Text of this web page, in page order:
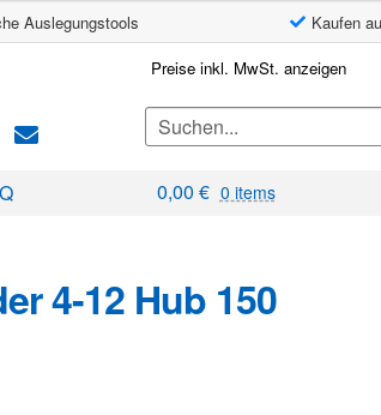
Auslegungstools Kaufen
Preise inkl. MwSt. anzeigen
Search
for:
0,00 € 0 items
4-12 Hub 150